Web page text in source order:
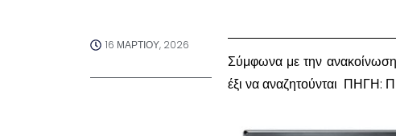
16 ΜΑΡΤΊΟΥ, 2026
Σύμφωνα με την ανακοίνωση
έξι να αναζητούνται